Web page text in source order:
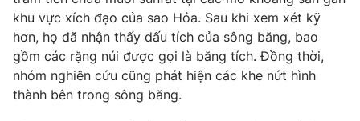
Câu chuyện quốc tế
Thị trường
Góc doanh nghiệp
Dữ liệu và đời sống
Truyền hình
Phim VTV
Giải trí
khu vực xích đạo của sao Hỏa. Sau khi xem xét kỹ
hơn, họ đã nhận thấy dấu tích của sông băng, bao
gồm các rặng núi được gọi là băng tích. Đồng thời,
nhóm nghiên cứu cũng phát hiện các khe nứt hình
thành bên trong sông băng.